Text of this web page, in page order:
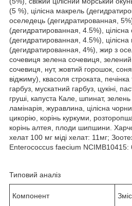
(5 %), цілісна макрель
оселедець (дегидратированная, 5%),
(дегидратированная, 4.5%), цілісна
(дегидратированная, 4.5%), цілісна
(дегидратированная, 4%), жир з
сочевиця зелена сочевиця, зелений
сочевиця, нут, жовтий горошок,
віджиму), квасоля строката, печінка
гарбуз, мускатний гарбуз, цукіні,
груші, капуста Кале, шпинат, зелень
ламінарія, журавлина, цілісна
цикорію, корінь куркуми,
корінь алтея, плоди шипшини.
хелат 100 мг міді хелат: 11мг;
Enterococcus faecium
Типовий аналіз
Компонент